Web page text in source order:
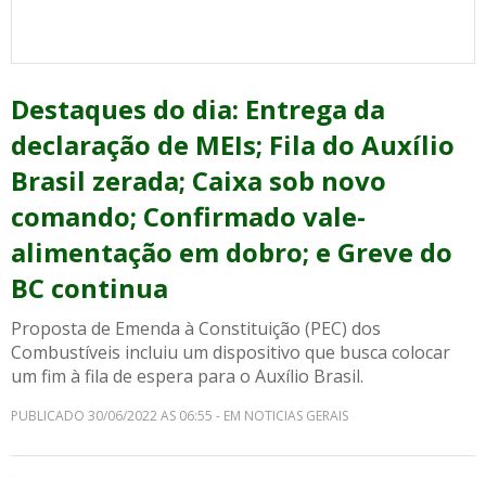
Destaques do dia: Entrega da
declaração de MEIs; Fila do Auxílio
Brasil zerada; Caixa sob novo
comando; Confirmado vale-
alimentação em dobro; e Greve do
BC continua
Proposta de Emenda à Constituição (PEC) dos
Combustíveis incluiu um dispositivo que busca colocar
um fim à fila de espera para o Auxílio Brasil.
PUBLICADO 30/06/2022 AS 06:55 - EM NOTICIAS GERAIS